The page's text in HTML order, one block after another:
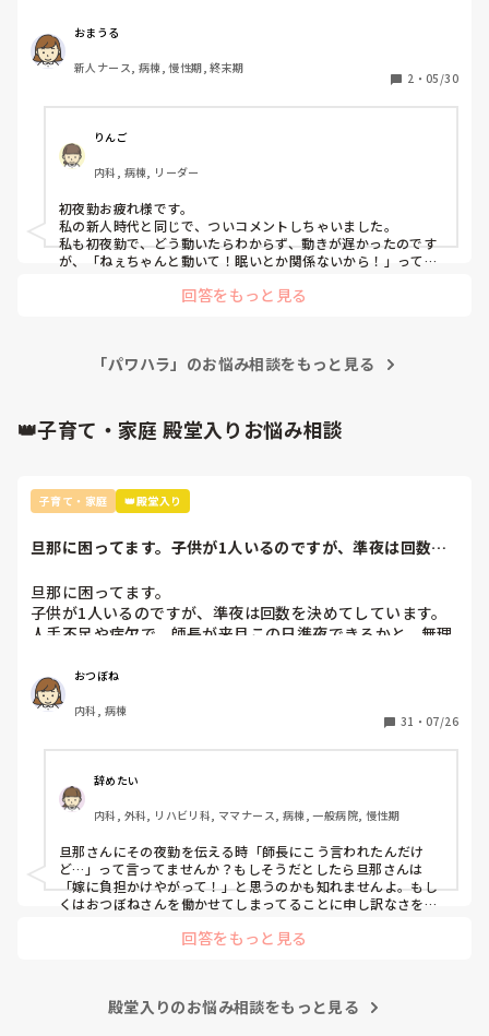
入、吸引も全部しろとのこと。あと、病棟内に認知症の方が
多くてお話が大好きな方もおられ、朝部屋周りの時に体調ど
うですか？ときくもプリセプターが後ろで見てて「巻で」と
さすがにこれはひどいと思うけどそれは心の中で思っときま
す。夜勤が終わりプリセプターとの振り返りのときに、「落
ち着きがないね。夜勤がこんなんだったら日勤もろくに部屋
周りできてないんじゃないの？」確かに自分は焦ると周りが
見えなくなり、突っ走り、あとで点眼やり忘れてまた訪室し
てするとかがよくある。自分の悪いところは自分でもよくわ
かってるけどきつい言い方されると凹みます。
またべつのチームの先輩看護師とプリセプターが仲良くて別
2人でコソコソ話してて、これ絶対私の事言われてるなって
おまうる
新人ナース, 病棟, 慢性期, 終末期
2 ・ 05/30
りんご
内科, 病棟, リーダー
初夜勤お疲れ様です。
私の新人時代と同じで、ついコメントしちゃいました。
私も初夜勤で、どう動いたらわからず、動きが遅かったのです
が、「ねぇちゃんと動いて！眠いとか関係ないから！」って言
その時は凹みましたが、
いてないなんてことないと思いますよ‼︎しかも、自分で振り返
回答をもっと見る
「パワハラ」のお悩み相談をもっと見る
👑子育て・家庭 殿堂入りお悩み相談
子育て・家庭 👑殿堂入り
旦那に困ってます。子供が1人いるのですが、準夜は回数を
旦那に困ってます。
子供が1人いるのですが、準夜は回数を決めてしています。
人手不足や病欠で、師長が来月この日準夜できるかと、無理
私も子供の熱や体調不良で何度も夜勤が出来なくなったこと
があります。
かしい。師長は何を考えているのか、と怒り、俺に考えがあ
るから夜勤はしてもいいと言われました。考えって何？って
聞くと今度なにかあったら文句いいにいってやると、怒鳴り
込みに行ってやるわと言われました。
今までもそう言って怒鳴り込みに行ったことはないのです
が、しないとも限りませんし、無理なら無理と断ってと伝え
ても、いいよ夜勤して、と譲りません。
ちゃんではなく、トイレは自分でできますし、父親の言うこ
家計が苦しいので私は夜勤をして正社員でいなければならな
おつぼね
内科, 病棟
31 ・ 07/26
辞めたい
内科, 外科, リハビリ科, ママナース, 病棟, 一般病院, 慢性期
旦那さんにその夜勤を伝える時「師長にこう言われたんだけ
ど…」って言ってませんか？もしそうだとしたら旦那さんは
「嫁に負担かけやがって！」と思うのかも知れませんよ。もし
くはおつぼねさんを働かせてしまってることに申し訳なさをか
ていざ夜勤をする現状に旦那さんも慣れていないのではと感じ
回答をもっと見る
殿堂入りのお悩み相談をもっと見る